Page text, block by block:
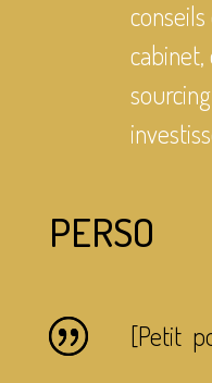
PERSO
[Petit